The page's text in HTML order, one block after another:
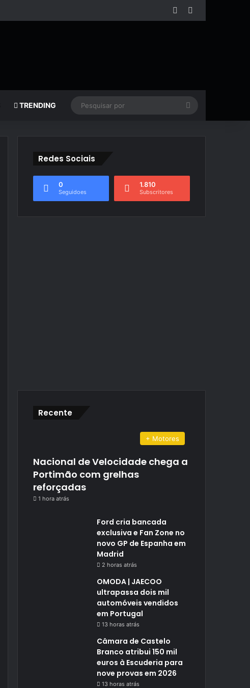
Facebook
TRENDING
Pesquisar
Redes Sociais
0
Seguidoes
1.810
Subscritores
Recente
+ Motores
Nacional de Velocidade chega a
Portimão com grelhas
reforçadas
1 hora atrás
Ford cria bancada
exclusiva e Fan Zone no
novo GP de Espanha em
Madrid
2 horas atrás
OMODA | JAECOO
ultrapassa dois mil
automóveis vendidos
em Portugal
13 horas atrás
Câmara de Castelo
Branco atribui 150 mil
euros à Escuderia para
nove provas em 2026
13 horas atrás